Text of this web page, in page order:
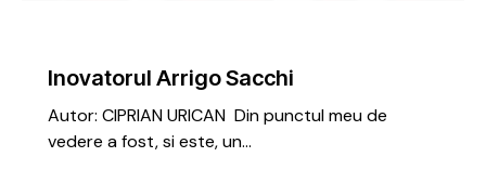
Inovatorul Arrigo Sacchi
Autor: CIPRIAN URICAN Din punctul meu de
vedere a fost, si este, un…